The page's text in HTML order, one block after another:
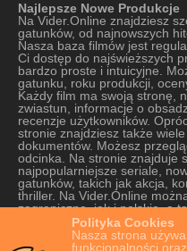
Polityka Cookies
Nasza strona
funkcjonalności
Najlepsze Nowe Produkcje
Na Vider.Online znajdziesz
gatunków, od najnowszych
Nasza baza filmów jest
Ci dostęp do najświeższych
bardzo proste i intuicyjne.
gatunku, roku produkcji,
Każdy film ma swoją stronę,
zwiastun, informacje o
recenzje użytkowników.
stronie znajdziesz także
dokumentów. Możesz
odcinka. Na stronie znajduje
najpopularniejsze seriale,
gatunków, takich jak akcja,
thriller. Na Vider.Online
zagraniczne, jak i polskie, a
oryginalnych platform VOD.
od tych najnowszych do tych
popularnością. Nasza strona